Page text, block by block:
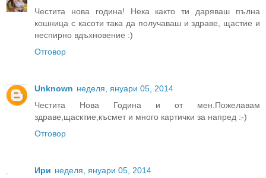
Честита нова година! Нека както ти даряваш пълна
кошница с касоти така да получаваш и здраве, щастие и
неспирно вдъхновение :)
Отговор
Unknown неделя, януари 05, 2014
Честита Нова Година и от мен.Пожелавам
здраве,щасктие,късмет и много картички за напред :-)
Отговор
Ири неделя, януари 05, 2014